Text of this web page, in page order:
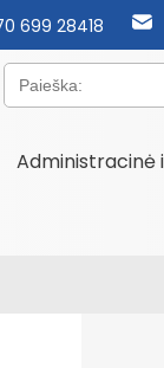
699 28418
Paieška:
Administracinė